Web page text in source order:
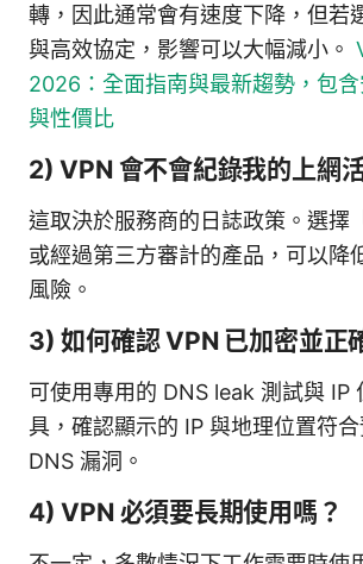
轉，因此通常會有速度下降，但若
與高效協定，影響可以大幅減小。
2026：全面指南與最新趨勢，包含
與性價比
2) VPN 會不會紀錄我的上網
這取決於服務商的日誌政策。選擇
或經過第三方審計的產品，可以降
風險。
3) 如何確認 VPN 已加密並正
可使用專用的 DNS leak 測試與 IP
具，確認顯示的 IP 與地理位置符
DNS 漏洞。
4) VPN 必須要長期使用嗎？